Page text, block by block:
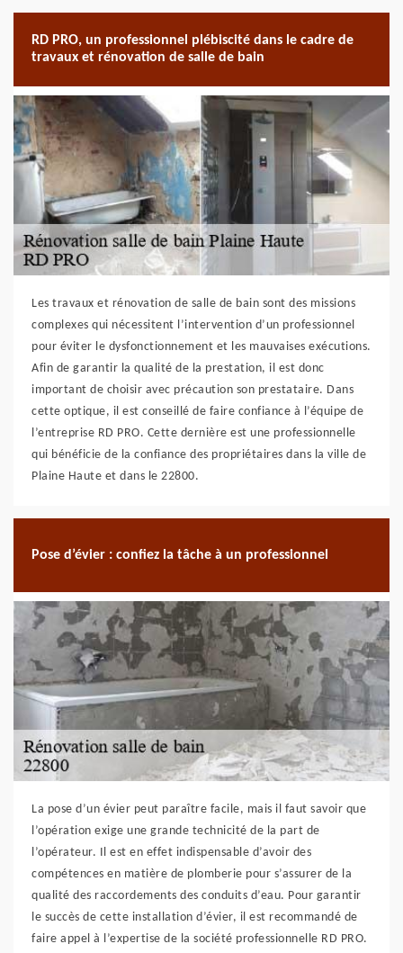
RD PRO, un professionnel plébiscité dans le cadre de
travaux et rénovation de salle de bain
Les travaux et rénovation de salle de bain sont des missions
complexes qui nécessitent l’intervention d’un professionnel
pour éviter le dysfonctionnement et les mauvaises exécutions.
Afin de garantir la qualité de la prestation, il est donc
important de choisir avec précaution son prestataire. Dans
cette optique, il est conseillé de faire confiance à l’équipe de
l’entreprise RD PRO. Cette dernière est une professionnelle
qui bénéficie de la confiance des propriétaires dans la ville de
Plaine Haute et dans le 22800.
Pose d’évier : confiez la tâche à un professionnel
La pose d’un évier peut paraître facile, mais il faut savoir que
l’opération exige une grande technicité de la part de
l’opérateur. Il est en effet indispensable d’avoir des
compétences en matière de plomberie pour s’assurer de la
qualité des raccordements des conduits d’eau. Pour garantir
le succès de cette installation d’évier, il est recommandé de
faire appel à l’expertise de la société professionnelle RD PRO.